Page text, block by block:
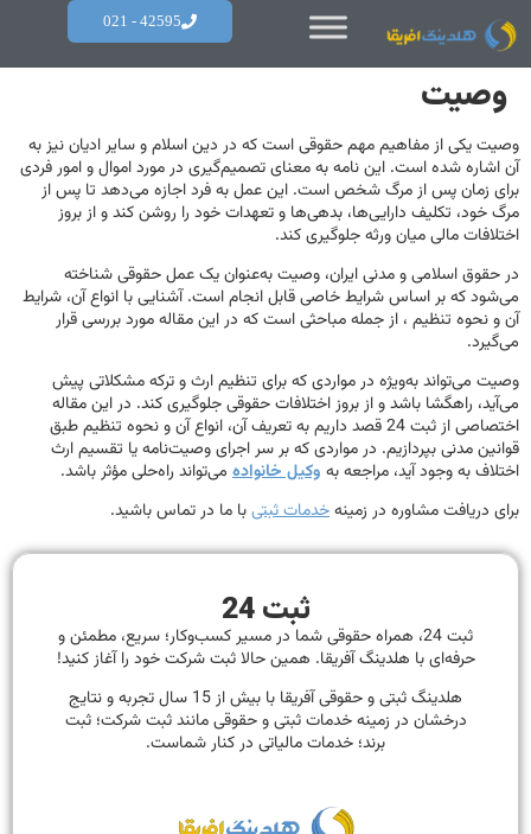
42595 - 021
وصیت
وصیت یکی از مفاهیم مهم حقوقی است که در دین اسلام و سایر ادیان نیز به
آن اشاره شده است. این نامه به معنای تصمیم‌گیری در مورد اموال و امور فردی
برای زمان پس از مرگ شخص است. این عمل به فرد اجازه می‌دهد تا پس از
مرگ خود، تکلیف دارایی‌ها، بدهی‌ها و تعهدات خود را روشن کند و از بروز
اختلافات مالی میان ورثه جلوگیری کند.
در حقوق اسلامی و مدنی ایران، وصیت به‌عنوان یک عمل حقوقی شناخته
می‌شود که بر اساس شرایط خاصی قابل انجام است. آشنایی با انواع آن، شرایط
آن و نحوه تنظیم ، از جمله مباحثی است که در این مقاله مورد بررسی قرار
می‌گیرد.
وصیت می‌تواند به‌ویژه در مواردی که برای تنظیم ارث و ترکه مشکلاتی پیش
می‌آید، راهگشا باشد و از بروز اختلافات حقوقی جلوگیری کند. در این مقاله
اختصاصی از ثبت 24 قصد داریم به تعریف آن، انواع آن و نحوه تنظیم طبق
قوانین مدنی بپردازیم. در مواردی که بر سر اجرای وصیت‌نامه یا تقسیم ارث
اختلاف به وجود آید، مراجعه به وکیل خانواده می‌تواند راه‌حلی مؤثر باشد.
برای دریافت مشاوره در زمینهخدمات ثبتیبا ما در تماس باشید.
ثبت 24
ثبت 24، همراه حقوقی شما در مسیر کسب‌وکار؛ سریع، مطمئن و
حرفه‌ای با هلدینگ آفریقا. همین حالا ثبت شرکت خود را آغاز کنید!
هلدینگ ثبتی و حقوقی آفریقا با بیش از 15 سال تجربه و نتایج
درخشان در زمینه خدمات ثبتی و حقوقی مانند ثبت شرکت؛ ثبت
برند؛ خدمات مالیاتی در کنار شماست.